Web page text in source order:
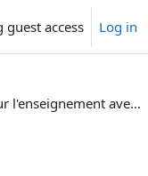
guest access Log in
Questions/réponses sur l'enseignement avec Teams dans les auditoires - Fragen/Antworten zum Studium mit Teams in dem Auditorium